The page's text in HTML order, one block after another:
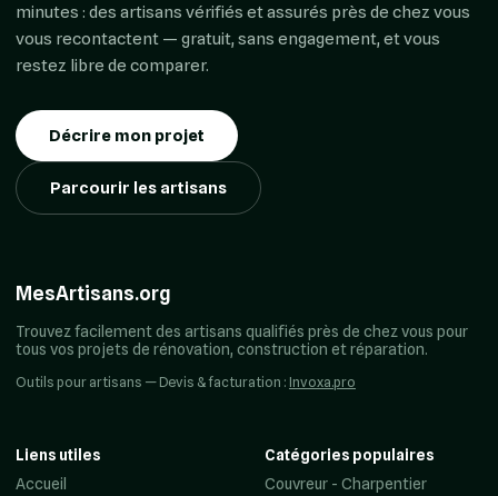
minutes : des artisans vérifiés et assurés près de chez vous
vous recontactent — gratuit, sans engagement, et vous
restez libre de comparer.
Décrire mon projet
Parcourir les artisans
MesArtisans.org
Trouvez facilement des artisans qualifiés près de chez vous pour
tous vos projets de rénovation, construction et réparation.
Outils pour artisans — Devis & facturation : Invoxa.pro
Liens utiles
Accueil
Catégories populaires
Couvreur - Charpentier